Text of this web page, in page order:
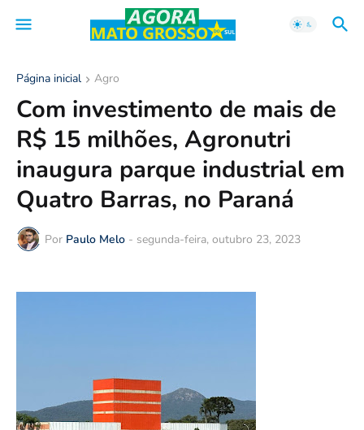
Página inicial Agro
Com investimento de mais de
R$ 15 milhões, Agronutri
inaugura parque industrial em
Quatro Barras, no Paraná
Por Paulo Melo - segunda-feira, outubro 23, 2023